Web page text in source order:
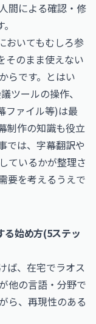
間による確認・修
おいてもむしろ参
そのまま使えない
らです。とはい
ツールの操作、
ファイル等)は最
制作の知識も役立
では、字幕翻訳や
ているかが整理さ
要を考えるうえで
る始め方(5ステッ
ば、在宅でラオス
他の言語・分野で
ら、再現性のある